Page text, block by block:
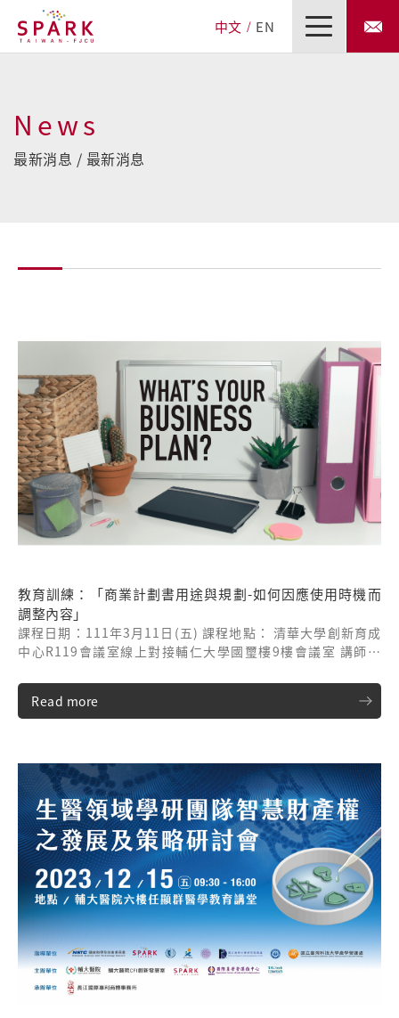
中文 EN
News
最新消息 / 最新消息
教育訓練：「商業計劃書用途與規劃-如何因應使用時機而
調整內容」
課程日期：111年3月11日(五) 課程地點： 清華大學創新育成
中心R119會議室線上對接輔仁大學國璽樓9樓會議室 講師：
Read more